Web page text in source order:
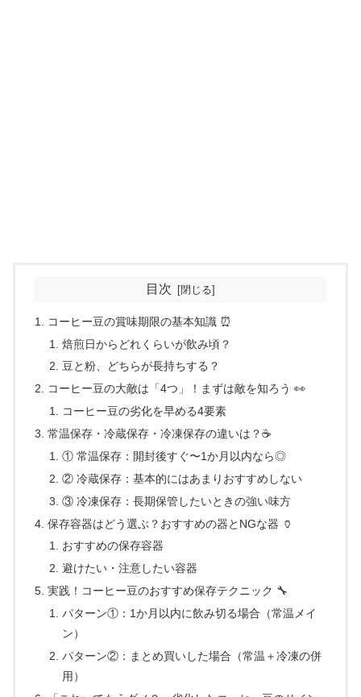
目次
コーヒー豆の賞味期限の基本知識 ⏰
焙煎日からどれくらいが飲み頃？
豆と粉、どちらが長持ちする？
コーヒー豆の大敵は「4つ」！まずは敵を知ろう 👀
コーヒー豆の劣化を早める4要素
常温保存・冷蔵保存・冷凍保存の違いは？☕
① 常温保存：開封後すぐ〜1か月以内なら◎
② 冷蔵保存：基本的にはあまりおすすめしない
③ 冷凍保存：長期保管したいときの強い味方
保存容器はどう選ぶ？おすすめの器とNGな器 🏺
おすすめの保存容器
避けたい・注意したい容器
実践！コーヒー豆のおすすめ保存テクニック 🔧
パターン①：1か月以内に飲み切る場合（常温メイ
ン）
パターン②：まとめ買いした場合（常温＋冷凍の併
用）